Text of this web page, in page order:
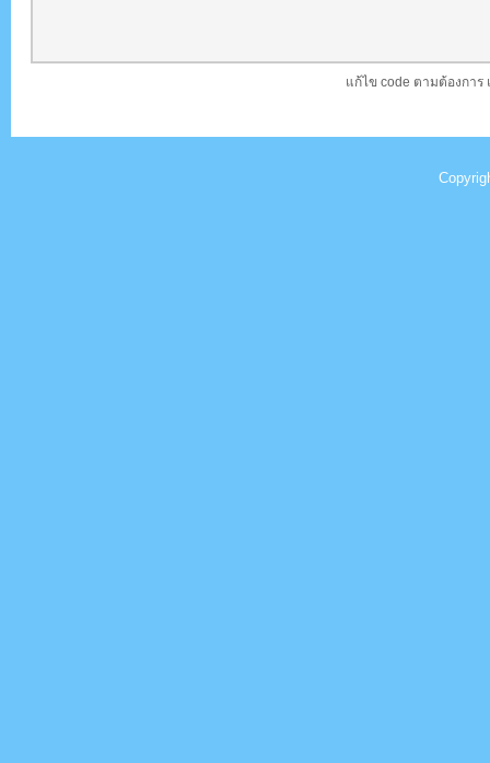
แก้ไข code ตามต้องกา